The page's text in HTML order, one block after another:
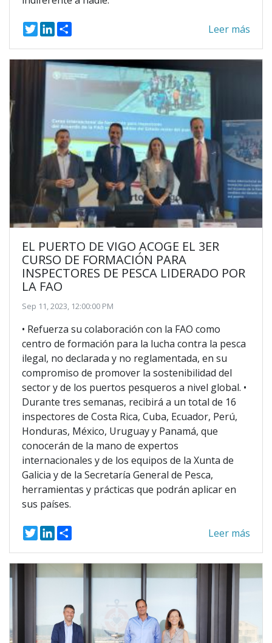
T
w
i
t
t
L
n
k
e
d
a
r
e
Leer más
EL PUERTO DE VIGO ACOGE EL 3ER
CURSO DE FORMACIÓN PARA
INSPECTORES DE PESCA LIDERADO POR
LA FAO
Sep 11, 2023, 12:00:00 PM
• Refuerza su colaboración con la FAO como
centro de formación para la lucha contra la pesca
ilegal, no declarada y no reglamentada, en su
compromiso de promover la sostenibilidad del
sector y de los puertos pesqueros a nivel global. •
Durante tres semanas, recibirá a un total de 16
inspectores de Costa Rica, Cuba, Ecuador, Perú,
Honduras, México, Uruguay y Panamá, que
conocerán de la mano de expertos
internacionales y de los equipos de la Xunta de
Galicia y de la Secretaría General de Pesca,
herramientas y prácticas que podrán aplicar en
sus países.
T
w
i
t
e
L
n
k
d
a
r
Leer más